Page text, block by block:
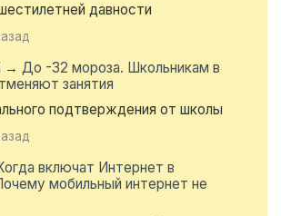
давности
→ До -32 мороза. Школьникам в
занятия
подтверждения от школы
включат Интернет в
мобильный интернет не